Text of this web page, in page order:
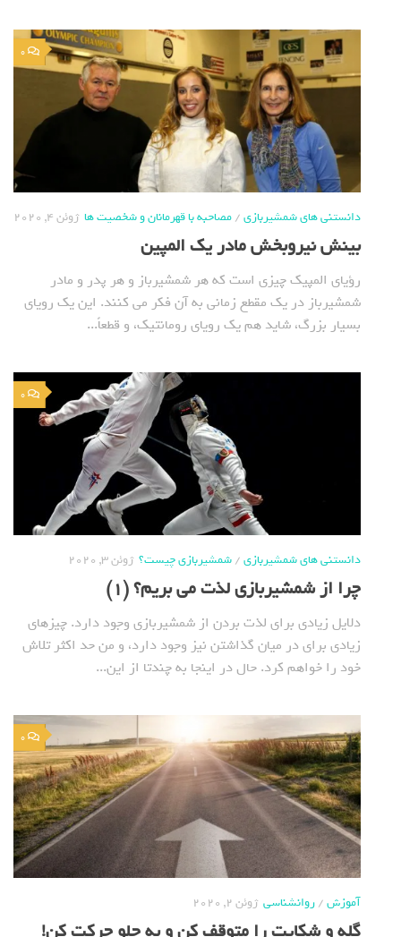
0
دانستنی های شمشیربازی/مصاحبه با قهرمانان و شخصیت ها ژوئن 4, 2020
بینش نیروبخش مادر یک المپین
رؤیای المپیک چیزی است که هر شمشیرباز و هر پدر و مادر
شمشیرباز در یک مقطع زمانی به آن فکر می کنند. این یک رویای
بسیار بزرگ، شاید هم یک رویای رومانتیک، و قطعاً...
0
دانستنی های شمشیربازی/شمشیربازی چیست؟ ژوئن 3, 2020
چرا از شمشیربازی لذت می بریم؟ (1)
دلایل زیادی برای لذت بردن از شمشیربازی وجود دارد. چیزهای
زیادی برای در میان گذاشتن نیز وجود دارد، و من حد اکثر تلاش
خود را خواهم کرد. حال در اینجا به چندتا از این...
0
آموزش/روانشناسی ژوئن 2, 2020